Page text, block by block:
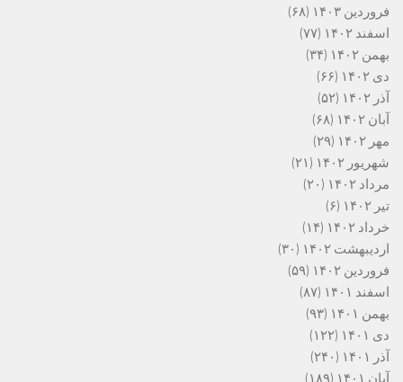
فروردین ۱۴۰۳
(۶۸)
اسفند ۱۴۰۲
(۷۷)
بهمن ۱۴۰۲
(۳۴)
دی ۱۴۰۲
(۶۶)
آذر ۱۴۰۲
(۵۲)
آبان ۱۴۰۲
(۶۸)
مهر ۱۴۰۲
(۲۹)
شهریور ۱۴۰۲
(۲۱)
مرداد ۱۴۰۲
(۲۰)
تیر ۱۴۰۲
(۶)
خرداد ۱۴۰۲
(۱۴)
اردیبهشت ۱۴۰۲
(۳۰)
فروردین ۱۴۰۲
(۵۹)
اسفند ۱۴۰۱
(۸۷)
بهمن ۱۴۰۱
(۹۳)
دی ۱۴۰۱
(۱۲۲)
آذر ۱۴۰۱
(۲۴۰)
آبان ۱۴۰۱
(۱۸۹)